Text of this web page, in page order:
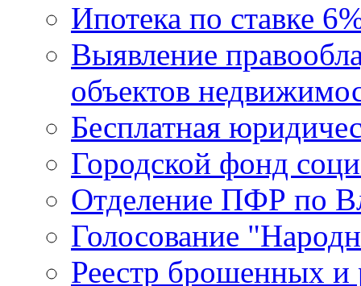
Ипотека по ставке
Выявление
объектов
Бесплатная
Городской фонд
Отделение ПФР по
Голосование
Реестр брошенных и